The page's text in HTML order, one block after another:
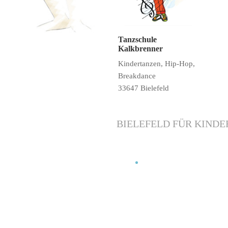
Tanzschule
Kalkbrenner
Kindertanzen, Hip-Hop,
Breakdance
33647 Bielefeld
BIELEFELD FÜR